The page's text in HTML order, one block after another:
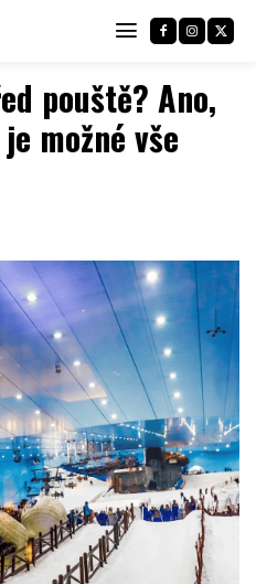
pouště? Ano,
možné vše